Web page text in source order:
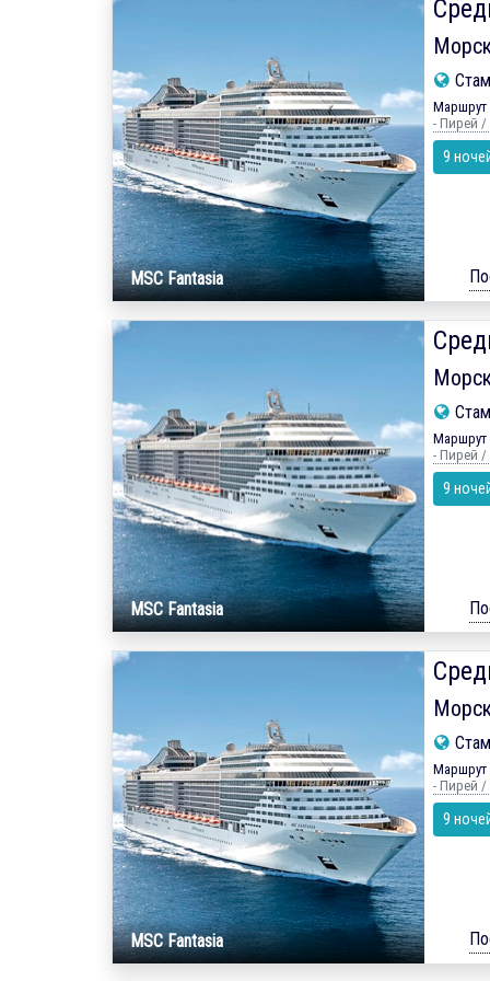
MSC Fantasia
Маршрут
- Пирей /
9
MSC Fantasia
Маршрут
- Пирей /
9
MSC Fantasia
Маршрут
- Пирей /
9